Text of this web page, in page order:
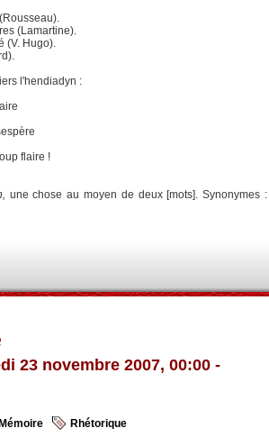
(Lamartine).
(V. Hugo).
l'hendiadyn :
flaire !
une chose au moyen de deux [mots]. Synonymes :
23 novembre 2007, 00:00 -
Mémoire Rhétorique